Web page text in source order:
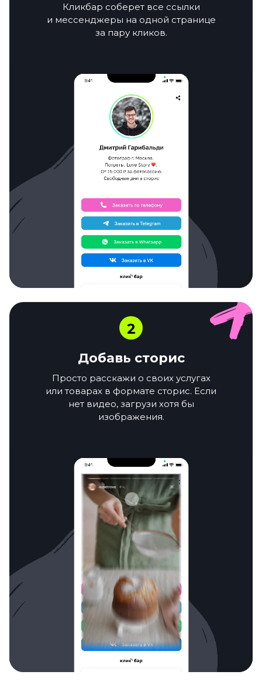
Кликбар соберет все ссылки
и мессенджеры на одной странице
за пару кликов.
2
Добавь сторис
Просто расскажи о своих услугах
или товарах в формате сторис. Если
нет видео, загрузи хотя бы
изображения.